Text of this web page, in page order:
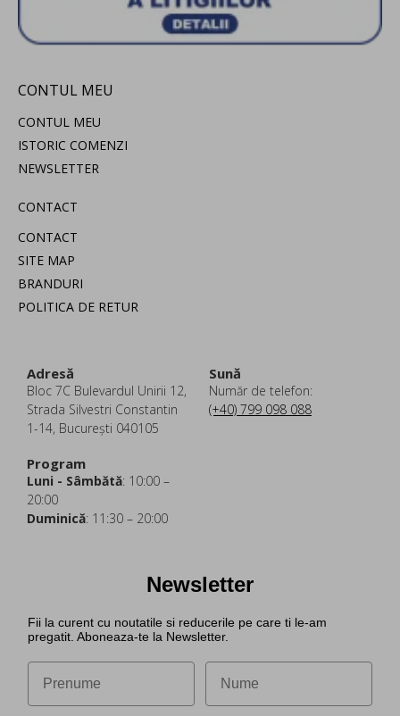
CONTUL MEU
CONTUL MEU
ISTORIC COMENZI
NEWSLETTER
CONTACT
CONTACT
SITE MAP
BRANDURI
POLITICA DE RETUR
Adresă
Bloc 7C Bulevardul Unirii 12,
Strada Silvestri Constantin
1-14, București 040105
Sună
Număr de telefon:
(+40) 799 098 088
Program
Luni - Sâmbătă: 10:00 –
20:00
Duminică: 11:30 – 20:00
Newsletter
Fii la curent cu noutatile si reducerile pe care ti le-am
pregatit. Aboneaza-te la Newsletter.